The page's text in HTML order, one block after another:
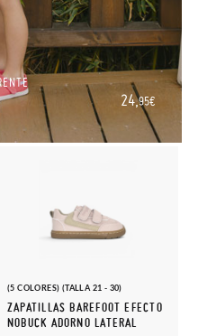
24,95€
(5 COLORES) (TALLA 21 - 30)
ZAPATILLAS BAREFOOT EFECTO
NOBUCK ADORNO LATERAL